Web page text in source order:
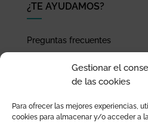
Gestionar el
de las cookies
Para ofrecer las mejores experiencias,
cookies para almacenar y/o acceder a
¿TE AYUDAMOS?
Preguntas frecuentes
Pago seguro
Devoluciones y garantía